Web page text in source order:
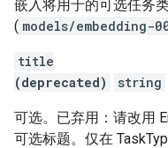
嵌入将用于的可选任务
( models/embedding-
title
(deprecated)
string
可选。已弃用：请改用
可选标题。仅在